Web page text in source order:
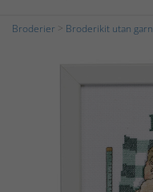
Broderier Broderikit utan garn